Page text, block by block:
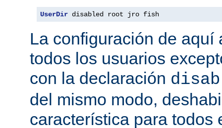
UserDir disabled root jro fish
La configuración de aquí
todos los usuarios
con la declaración
del mismo modo,
característica para todos